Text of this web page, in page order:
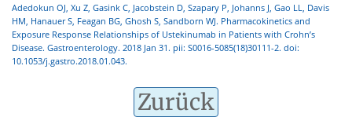
Adedokun OJ, Xu Z, Gasink C, Jacobstein D, Szapary P, Johanns J, Gao LL, Davis
HM, Hanauer S, Feagan BG, Ghosh S, Sandborn WJ. Pharmacokinetics and
Exposure Response Relationships of Ustekinumab in Patients with Crohn’s
Disease. Gastroenterology. 2018 Jan 31. pii: S0016-5085(18)30111-2. doi:
10.1053/j.gastro.2018.01.043.
Zurück